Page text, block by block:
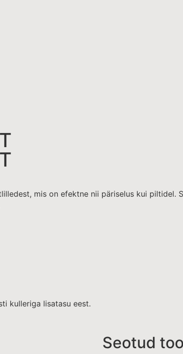
mis on efektne nii päriselus kui piltidel.
kulleriga lisatasu eest.
Seotud